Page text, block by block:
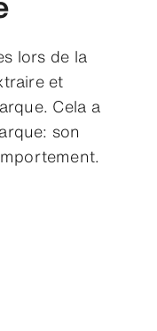
lors de la
et
Cela a
son